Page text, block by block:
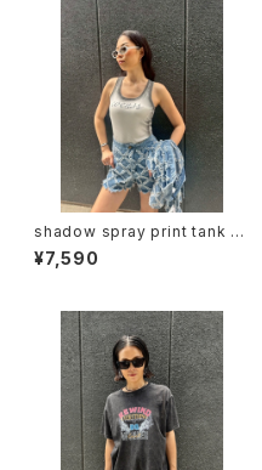
shadow spray print tank to
p トップス タンクトップ カップ付
き シャドー プリント
¥7,590